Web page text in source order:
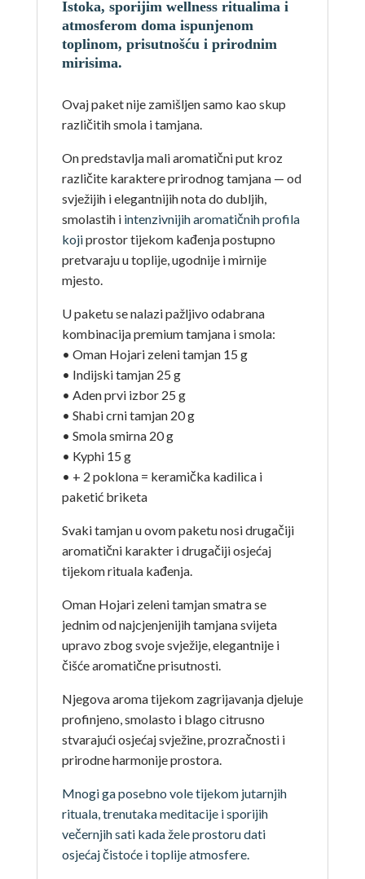
Istoka, sporijim wellness ritualima i
atmosferom doma ispunjenom
toplinom, prisutnošću i prirodnim
mirisima.
Ovaj paket nije zamišljen samo kao skup
različitih smola i tamjana.
On predstavlja mali aromatični put kroz
različite karaktere prirodnog tamjana — od
svježijih i elegantnijih nota do dubljih,
smolastih i intenzivnijih aromatičnih profila
kojiprostor tijekom kađenja postupno
pretvaraju u toplije, ugodnije i mirnije
mjesto.
U paketu se nalazi pažljivo odabrana
kombinacija premium tamjana i smola:
• Oman Hojari zeleni tamjan 15 g
• Indijski tamjan 25 g
• Aden prvi izbor 25 g
• Shabi crni tamjan 20 g
• Smola smirna 20 g
• Kyphi 15 g
• + 2 poklona = keramička kadilica i
paketić briketa
Svaki tamjan u ovom paketu nosi drugačiji
aromatični karakter i drugačiji osjećaj
tijekom rituala kađenja.
Oman Hojari zeleni tamjan smatra se
jednim od najcjenjenijih tamjana svijeta
upravo zbog svoje svježije, elegantnije i
čišće aromatične prisutnosti.
Njegova aroma tijekom zagrijavanja djeluje
profinjeno, smolasto i blago citrusno
stvarajući osjećaj svježine, prozračnosti i
prirodne harmonije prostora.
Mnogi ga posebno vole tijekom jutarnjih
rituala, trenutaka meditacije i sporijih
večernjih sati kada žele prostoru dati
osjećaj čistoće i toplije atmosfere.